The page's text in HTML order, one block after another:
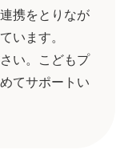
携をとりなが
います。
い。こどもプ
てサポートい